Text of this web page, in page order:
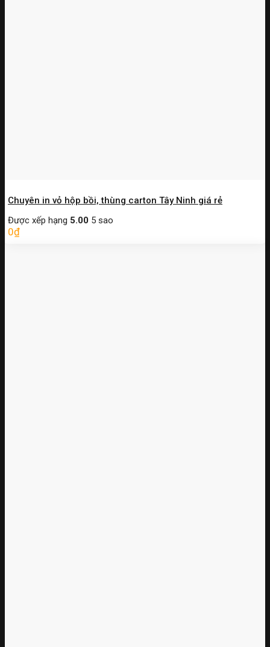
Chuyên in vỏ hộp bồi, thùng carton Tây Ninh giá rẻ
Được xếp hạng 5.00 5 sao
0₫